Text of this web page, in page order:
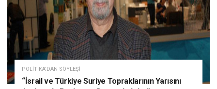
POLITIKA'DAN SÖYLEŞI
“İsrail ve Türkiye Suriye Topraklarının Yarısını